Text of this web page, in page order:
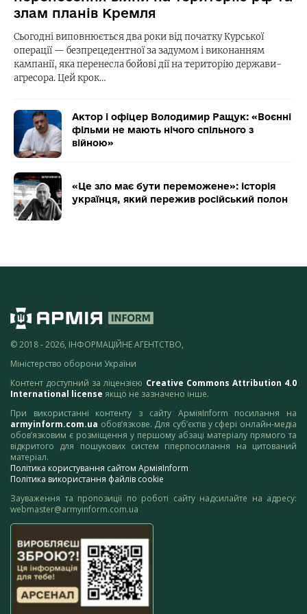
злам планів Кремля
Сьогодні виповнюється два роки від початку Курської
операції — безпрецедентної за задумом і виконанням
кампанії, яка перенесла бойові дії на територію держави-
агресора. Цей крок…
Актор і офіцер Володимир Ращук: «Воєнні
фільми не мають нічого спільного з
війною»
«Це зло має бути переможене»: історія
українця, який пережив російський полон
© 2018 - 2026, ІНФОРМАЦІЙНЕ АГЕНТСТВО,
Міністерство оборони України
Контент доступний за ліцензією Creative Commons Attribution 4.0
International license якщо не зазначено інше.
При використанні контенту з сайту АрміяInform посилання на
armyinform.com.ua обов’язкове. Для суб’єктів у сфері онлайн-медіа
обов’язковим є розміщення у першому абзаці матеріалу прямого та
відкритого для пошукових систем гіперпосилання на цитований
матеріал.
Політика користування сайтом АрміяInform
Політика використання файлів cookie
Зауваження та пропозиції по роботі сайту надсилайте на адресу:
webmaster@armyinform.com.ua